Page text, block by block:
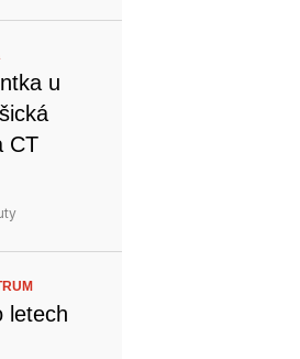
u
CT
letech